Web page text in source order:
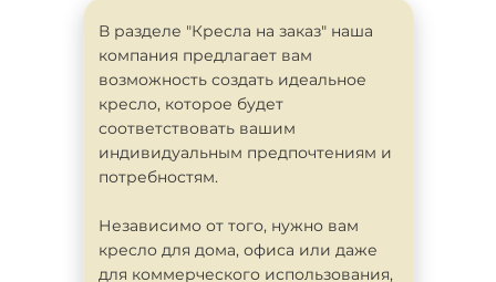
В разделе "Кресла на заказ" наша
компания предлагает вам
возможность создать идеальное
кресло, которое будет
соответствовать вашим
индивидуальным предпочтениям и
потребностям.
Независимо от того, нужно вам
кресло для дома, офиса или даже
для коммерческого использования,